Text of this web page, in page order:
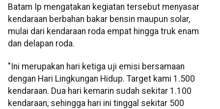
Batam Ip mengatakan kegiatan tersebut menyasar
kendaraan berbahan bakar bensin maupun solar,
mulai dari kendaraan roda empat hingga truk enam
dan delapan roda.
"Ini merupakan hari ketiga uji emisi bersamaan
dengan Hari Lingkungan Hidup. Target kami 1.500
kendaraan. Dua hari kemarin sudah sekitar 1.100
kendaraan, sehingga hari ini tinggal sekitar 500